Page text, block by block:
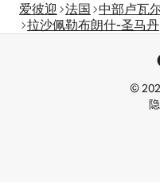
爱彼迎 法国 中部卢瓦
拉沙佩勒布朗什-圣马丹
©